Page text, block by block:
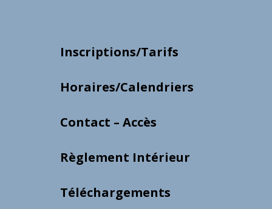
Inscriptions/Tarifs
Horaires/Calendriers
Contact – Accès
Règlement Intérieur
Téléchargements